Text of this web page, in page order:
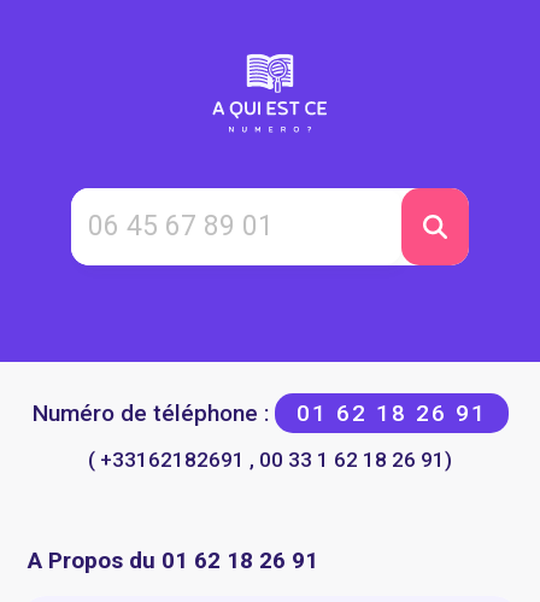
Numéro de téléphone : 01 62 18 26 91
( +33162182691 , 00 33 1 62 18 26 91)
A Propos du 01 62 18 26 91